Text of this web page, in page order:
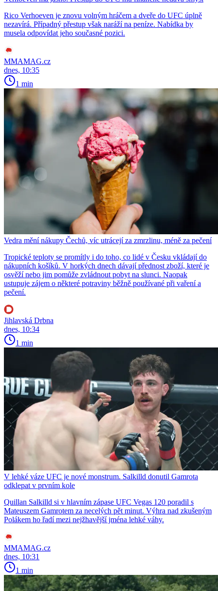
Rico Verhoeven je znovu volným hráčem a dveře do UFC úplně
nezavírá. Případný přestup však naráží na peníze. Nabídka by
musela odpovídat jeho současné pozici.
MMAMAG.cz
dnes, 10:35
1 min
Vedra mění nákupy Čechů, víc utrácejí za zmrzlinu, méně za pečení
Tropické teploty se promítly i do toho, co lidé v Česku vkládají do
nákupních košíků. V horkých dnech dávají přednost zboží, které je
osvěží nebo jim pomůže zvládnout pobyt na slunci. Naopak
ustupuje zájem o některé potraviny běžně používané při vaření a
pečení.
Jihlavská Drbna
dnes, 10:34
1 min
V lehké váze UFC je nové monstrum. Salkilld donutil Gamrota
odklepat v prvním kole
Quillan Salkilld si v hlavním zápase UFC Vegas 120 poradil s
Mateuszem Gamrotem za necelých pět minut. Výhra nad zkušeným
Polákem ho řadí mezi nejžhavější jména lehké váhy.
MMAMAG.cz
dnes, 10:31
1 min